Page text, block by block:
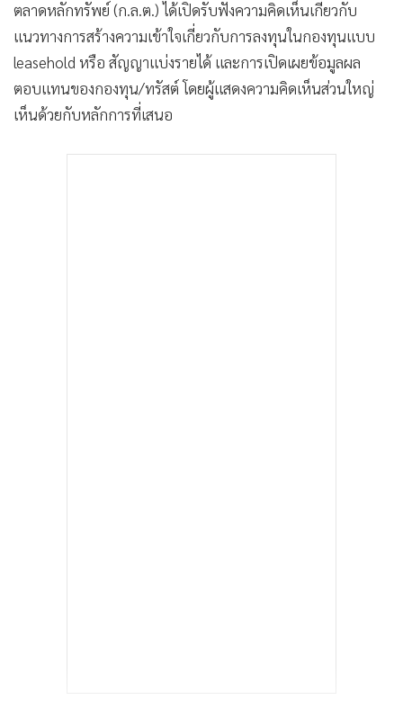
ตลาดหลักทรัพย์ (ก.ล.ต.) ได้เปิดรับฟังความคิดเห็นเกี่ยวกับ
แนวทางการสร้างความเข้าใจเกี่ยวกับการลงทุนในกองทุนแบบ
leasehold หรือ สัญญาแบ่งรายได้ และการเปิดเผยข้อมูลผล
ตอบแทนของกองทุน/ทรัสต์ โดยผู้แสดงความคิดเห็นส่วนใหญ่
เห็นด้วยกับหลักการที่เสนอ